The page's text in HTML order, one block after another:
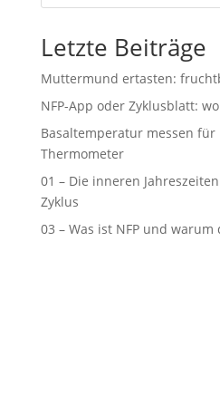
Letzte Beiträge
Muttermund ertasten:
NFP-App oder Zyklusblatt:
Basaltemperatur messen für
Thermometer
01 – Die inneren
Zyklus
03 – Was ist NFP und